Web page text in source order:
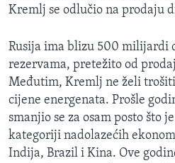
Kremlj se odlučio na prodaju
Rusija ima blizu 500 milijardi
rezervama, pretežito od
Međutim, Kremlj ne želi
cijene energenata. Prošle
smanjio se za osam posto što
kategoriji nadolazećih
Indija, Brazil i Kina. Ove